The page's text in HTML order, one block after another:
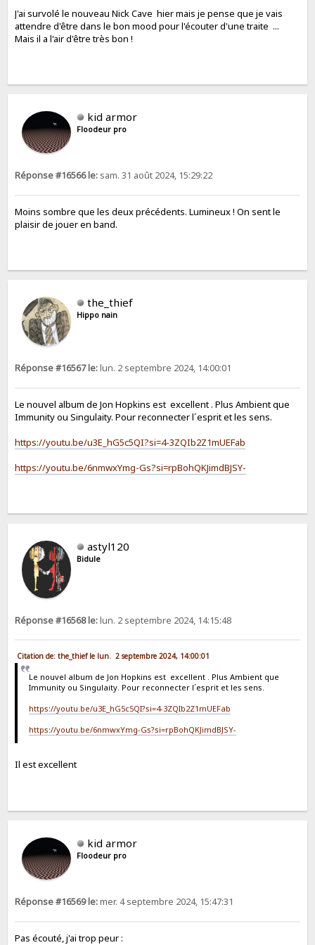
J'ai survolé le nouveau Nick Cave hier mais je pense que je vais
attendre d'être dans le bon mood pour l'écouter d'une traite ...
Mais il a l'air d'être très bon !
kid armor
Floodeur pro
Réponse #16566 le: sam. 31 août 2024, 15:29:22
Moins sombre que les deux précédents. Lumineux ! On sent le
plaisir de jouer en band.
the_thief
Hippo nain
Réponse #16567 le:lun. 2 septembre 2024, 14:00:01
Le nouvel album de Jon Hopkins est excellent . Plus Ambient que
Immunity ou Singulaity. Pour reconnecter l´esprit et les sens.
https://youtu.be/u3E_hG5c5QI?si=4-3ZQIb2Z1mUEFab
https://youtu.be/6nmwxYmg-Gs?si=rpBohQKJimdBJSY-
astyl120
Bidule
Réponse #16568 le:lun. 2 septembre 2024, 14:15:48
Citation de: the_thief le lun. 2 septembre 2024, 14:00:01
Le nouvel album de Jon Hopkins est excellent . Plus Ambient que
Immunity ou Singulaity. Pour reconnecter l´esprit et les sens.
https://youtu.be/u3E_hG5c5QI?si=4-3ZQIb2Z1mUEFab
https://youtu.be/6nmwxYmg-Gs?si=rpBohQKJimdBJSY-
Il est excellent
kid armor
Floodeur pro
Réponse #16569 le:mer. 4 septembre 2024, 15:47:31
Pas écouté, j'ai trop peur :